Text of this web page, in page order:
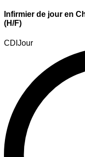
Infirmier de jour en
(H/F)
CDI Jour